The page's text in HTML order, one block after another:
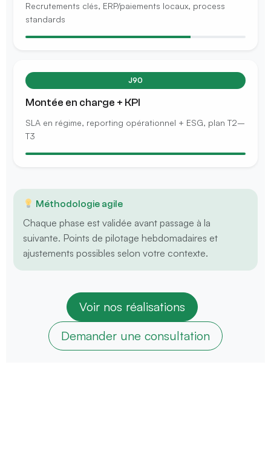
Recrutements clés, ERP/paiements locaux, process
standards
J90
Montée en charge + KPI
SLA en régime, reporting opérationnel + ESG, plan T2–
T3
Méthodologie agile
Chaque phase est validée avant passage à la
suivante. Points de pilotage hebdomadaires et
ajustements possibles selon votre contexte.
Voir nos réalisations
Demander une consultation